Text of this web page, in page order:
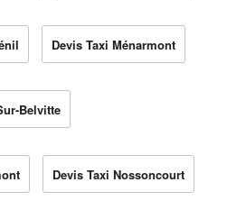
Devis Taxi Ménarmont
Belvitte
Devis Taxi Nossoncourt